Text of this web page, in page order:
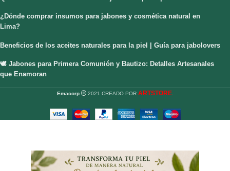
¿Dónde comprar insumos para jabones y cosmética natural en
Lima?
Beneficios de los aceites naturales para la piel | Guía para jabolovers
🕊️ Jabones para Primera Comunión y Bautizo: Detalles Artesanales
que Enamoran
Emacorp 2021 CREADO POR ARTSTORE.